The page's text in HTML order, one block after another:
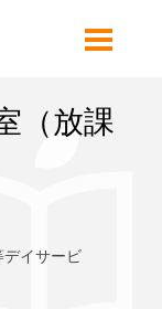
（放課
デイサービ